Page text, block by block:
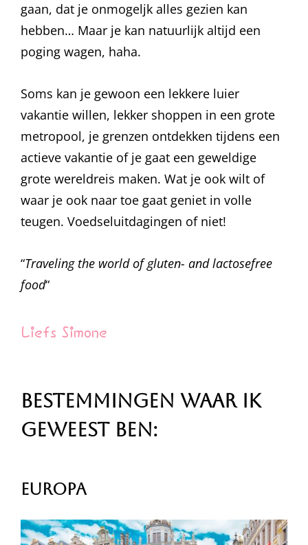
gaan, dat je onmogeljk alles gezien kan
hebben… Maar je kan natuurlijk altijd een
poging wagen, haha.
Soms kan je gewoon een lekkere luier
vakantie willen, lekker shoppen in een grote
metropool, je grenzen ontdekken tijdens een
actieve vakantie of je gaat een geweldige
grote wereldreis maken. Wat je ook wilt of
waar je ook naar toe gaat geniet in volle
teugen. Voedseluitdagingen of niet!
“Traveling the world of gluten- and lactosefree
food“
Liefs Simone
Bestemmingen waar ik
geweest ben:
Europa